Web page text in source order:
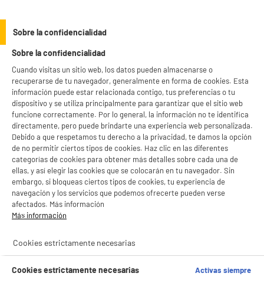
LEGANÉS, MADRID
product_list_sticky_button_Filter
PRECIO IMBATIBLE
★★★★★
★★★★★
4.5/5(226)
compare_product
Filtro DELONGHI DLS C002 ECAM/BCO/ETAM
Tipo : Cartucho de filtro
Compatible con : Molinillos De Café Y Robots
9€94
Rechazar todas
DEPOT
Con el fin de mejorar tu experiencia, y tras tu consentimiento, ELECTRO DEPOT
y sus socios utilizan cookies que procesan tus datos personales para:
- compartir contenido adaptado a tus preferencias
- ofrecer publicidad y comunicaciones personalizadas
- facilitar el intercambio de contenido en las redes sociales
- analizar el tráfico en nuestro sitio web Consulta la política de cookies.
Consulta la política de cookies..
Si aceptas, la experiencia será aún mejor. Si no acepta, se utilizarán cookies
estadísticas anónimas basadas en tu navegación. Puedes oponerte a su uso
gestionando sus cookies.
¡Buena visita!
Gestionar cookies
Sobre la confidencialidad
Sobre la confidencialidad
Cuando visitas un sitio web, los datos pueden almacenarse o
recuperarse de tu navegador, generalmente en forma de cookies. Esta
información puede estar relacionada contigo, tus preferencias o tu
dispositivo y se utiliza principalmente para garantizar que el sitio web
funcione correctamente. Por lo general, la información no te identifica
directamente, pero puede brindarte una experiencia web personalizada.
Debido a que respetamos tu derecho a la privacidad, te damos la opción
de no permitir ciertos tipos de cookies. Haz clic en las diferentes
categorías de cookies para obtener más detalles sobre cada una de
ellas, y así elegir las cookies que se colocarán en tu navegador. Sin
embargo, si bloqueas ciertos tipos de cookies, tu experiencia de
navegación y los servicios que podemos ofrecerte pueden verse
afectados. Más información
Más información
Cookies estrictamente necesarias
Cookies estrictamente necesarias
Activas siempre